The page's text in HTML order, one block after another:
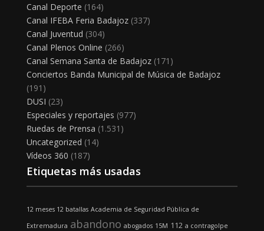
Canal Deporte (164)
Canal IFEBA Feria Badajoz(337)
Canal Juventud (304)
Canal Plenos Online (266)
Canal Semana Santa de Badajoz(171)
Conciertos Banda Municipal de Música de Badajoz
(191)
DUSI (23)
Especiales y reportajes (977)
Ruedas de Prensa (1.531)
Uncategorized (14)
Vídeos 360 (187)
Etiquetas más usadas
12 meses 12 batallas Academia de Seguridad Pública de
Extremadura abandono abogados 15M 112 a contragolpe